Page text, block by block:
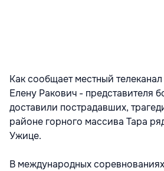
Как сообщает местный
Елену Ракович - представителя
доставили пострадавших,
районе горного массива Тара
Ужице.
В международных